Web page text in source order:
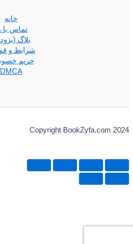
تماس با ما
بلاگ (بزودی)
شرایط و قوانین
حریم خصوصی
DMCA
Copyright BookZyfa.com